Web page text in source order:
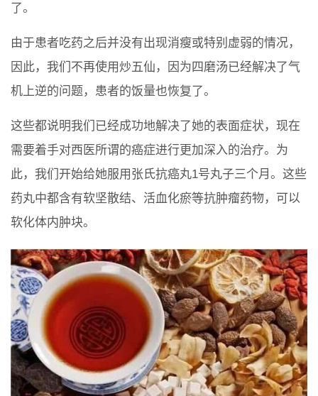
了。
由于患者吃药之后并没有出现消瘦或特别虚弱的情况，
因此，我们不再使用炒五仙，因为四磨汤已经解决了气
机上逆的问题，患者的饭量也恢复了。
这些都说明我们已经成功地解决了她的表面症状，现在
需要着手对西医所谓的癌症进行更加深入的治疗。为
此，我们开始给她服用张氏抗癌丸1号丸子三个月。这些
药丸中都含有软坚散结、活血化瘀等抗肿瘤药物，可以
软化体内肿块。